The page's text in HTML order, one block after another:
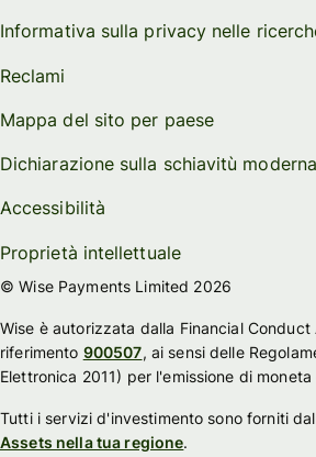
Informativa sulla privacy nelle
Reclami
Mappa del sito per paese
Dichiarazione sulla schiavitù moderna
Accessibilità
Proprietà intellettuale
© Wise Payments Limited 2026
Wise è autorizzata dalla Financial
riferimento 900507, ai sensi delle
Elettronica 2011) per l'emissione di
Tutti i servizi d'investimento sono forniti
Assets nella tua regione.